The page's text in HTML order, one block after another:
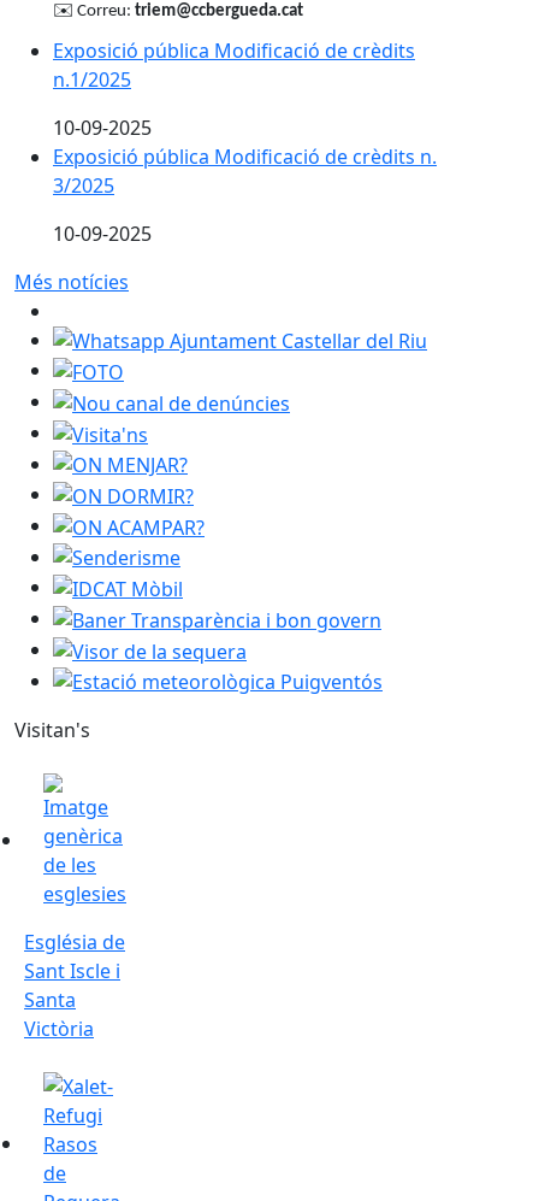
✉️ Correu: triem@ccbergueda.cat
Exposició pública Modificació de crèdits
n.1/2025
10-09-2025
Exposició pública Modificació de crèdits n.
3/2025
10-09-2025
Més notícies
Whatsapp Ajuntament Castellar del Riu
FOTO
Nou canal de denúncies
Visita'ns
ON MENJAR?
ON DORMIR?
ON ACAMPAR?
Senderisme
IDCAT Mòbil
Baner Transparència i bon govern
Visor de la sequera
Estació meteorològica Puigventós
Visitan's
Església de Sant Iscle i Santa Victòria
Església de
Sant Iscle i
Santa
Victòria
XALET-REFUGI RASOS DE PEGUERA